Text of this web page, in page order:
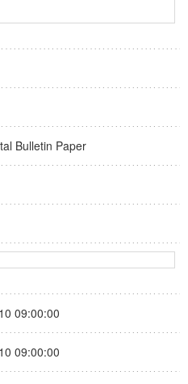
Bulletin Paper
09:00:00
09:00:00